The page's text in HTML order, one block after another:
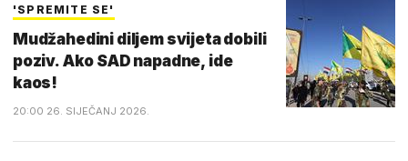
'SPREMITE SE'
Mudžahedini diljem svijeta dobili
poziv. Ako SAD napadne, ide
kaos!
20:00 26. SIJEČANJ 2026.